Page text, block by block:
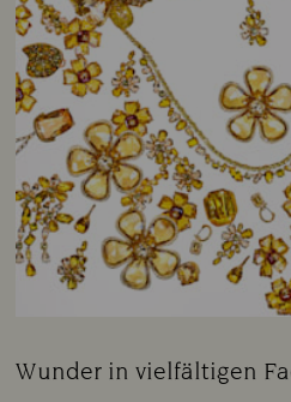
Wunder in vielfältigen